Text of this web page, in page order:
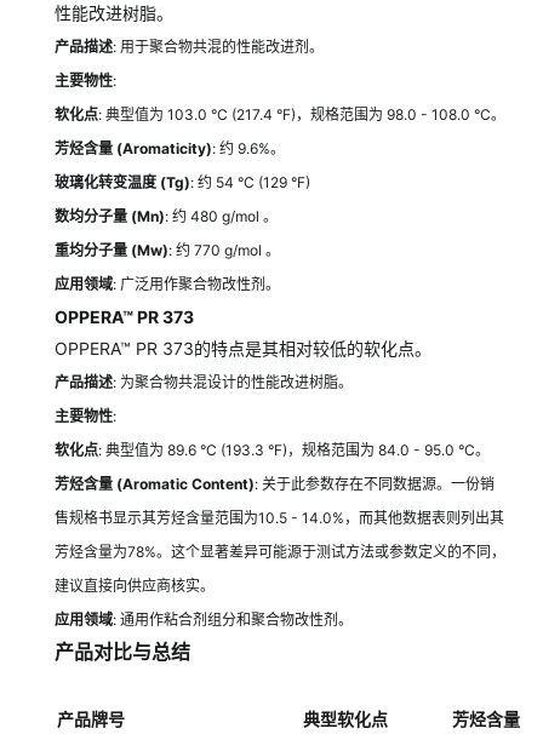
性能改进树脂。
产品描述: 用于聚合物共混的性能改进剂。
主要物性:
软化点: 典型值为 103.0 °C (217.4 °F)，规格范围为 98.0 - 108.0 °C。
芳烃含量 (Aromaticity): 约 9.6%。
玻璃化转变温度 (Tg): 约 54 °C (129 °F)
数均分子量 (Mn): 约 480 g/mol 。
重均分子量 (Mw): 约 770 g/mol 。
应用领域: 广泛用作聚合物改性剂。
OPPERA™ PR 373
OPPERA™ PR 373的特点是其相对较低的软化点。
产品描述: 为聚合物共混设计的性能改进树脂。
主要物性:
软化点: 典型值为 89.6 °C (193.3 °F)，规格范围为 84.0 - 95.0 °C。
芳烃含量 (Aromatic Content): 关于此参数存在不同数据源。一份销
售规格书显示其芳烃含量范围为10.5 - 14.0%，而其他数据表则列出其
芳烃含量为78%。这个显著差异可能源于测试方法或参数定义的不同，
建议直接向供应商核实。
应用领域: 通用作粘合剂组分和聚合物改性剂。
产品对比与总结
产品牌号 典型软化点
芳烃含量